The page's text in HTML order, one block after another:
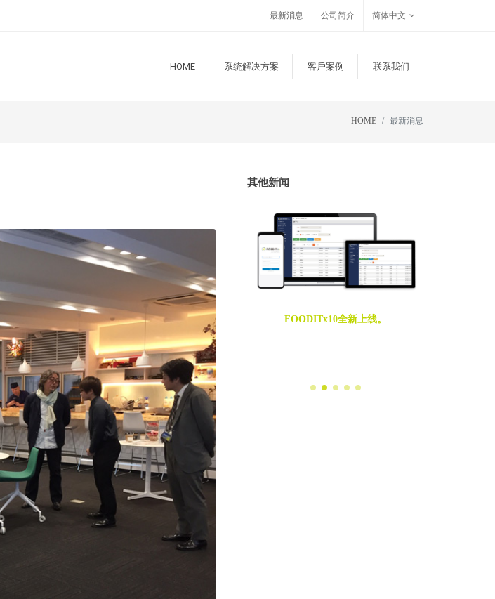
最新消息 公司简介 简体中文
HOME 系统解决方案 客戶案例 联系我们
HOME 最新消息
其他新闻
Mediamix33周年司庆
FOODITx10全新上线。